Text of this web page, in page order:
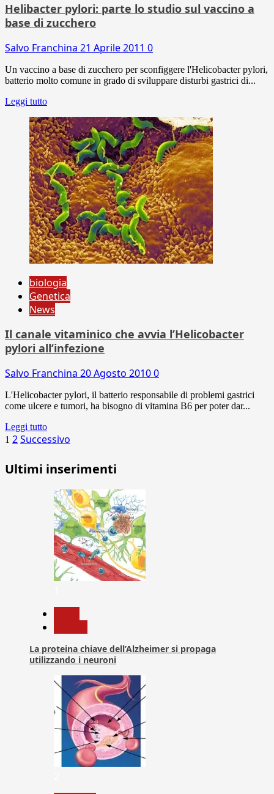
Helibacter pylori: parte lo studio sul vaccino a
base di zucchero
Salvo Franchina 21 Aprile 2011 0
Un vaccino a base di zucchero per sconfiggere l'Helicobacter pylori,
batterio molto comune in grado di sviluppare disturbi gastrici di...
Leggi tutto
biologia
Genetica
News
Il canale vitaminico che avvia l’Helicobacter
pylori all’infezione
Salvo Franchina 20 Agosto 20100
L'Helicobacter pylori, il batterio responsabile di problemi gastrici
come ulcere e tumori, ha bisogno di vitamina B6 per poter dar...
Leggi tutto
Paginazione
degli
articoli
1 2Successivo
Ultimi inserimenti
La proteina chiave dell’Alzheimer si propaga
utilizzando i neuroni